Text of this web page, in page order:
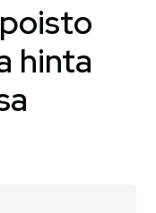
hinta